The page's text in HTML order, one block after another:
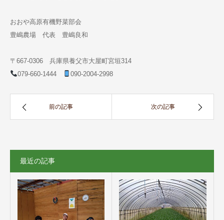
おおや高原有機野菜部会
豊嶋農場 代表 豊嶋良和
〒667-0306 兵庫県養父市大屋町宮垣314
079-660-1444
090-2004-2998
前の記事 次の記事
最近の記事